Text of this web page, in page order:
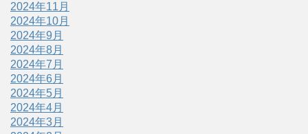
2024年11月
2024年10月
2024年9月
2024年8月
2024年7月
2024年6月
2024年5月
2024年4月
2024年3月